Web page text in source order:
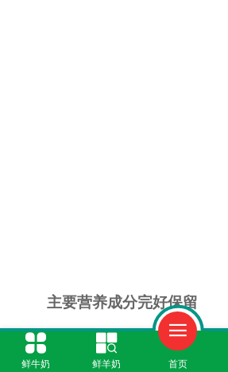
主要营养成分完好保留
常温牛奶通过超高温瞬时灭
鲜牛奶 鲜羊奶 首页